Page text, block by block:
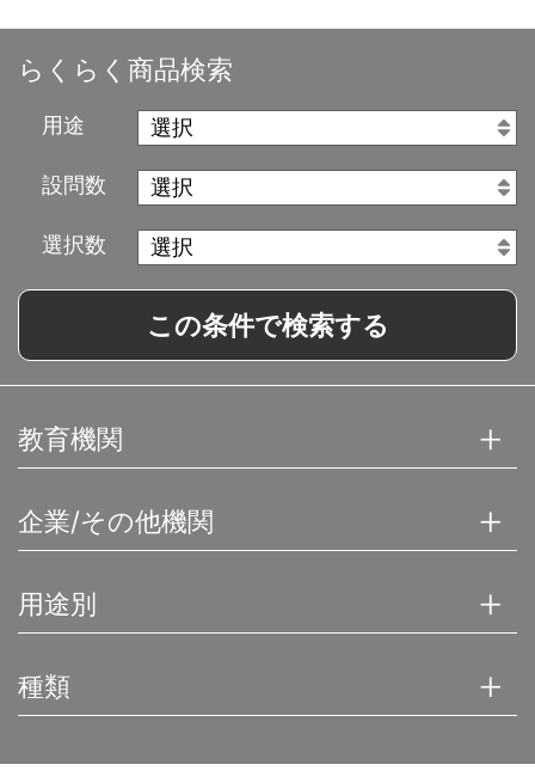
らくらく商品検索
用途
設問数
選択数
この条件で検索する
教育機関
企業/その他機関
用途別
種類